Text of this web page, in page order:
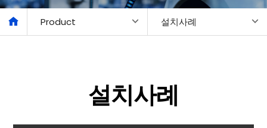
Product 설치사례
설치사례